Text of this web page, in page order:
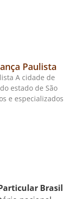
Paulista
A cidade de
estado de São
e especializados
Brasil